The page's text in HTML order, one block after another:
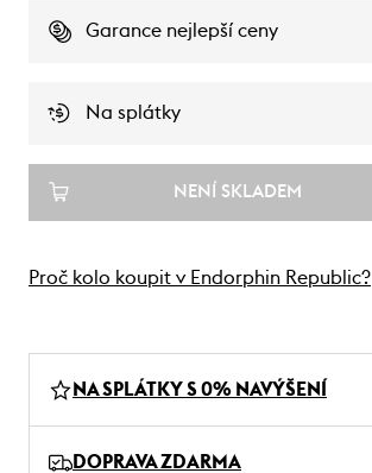
Garance nejlepší ceny
Na splátky
NENÍ SKLADEM
Proč kolo koupit v Endorphin Republic?
NA SPLÁTKY S 0% NAVÝŠENÍ
DOPRAVA ZDARMA